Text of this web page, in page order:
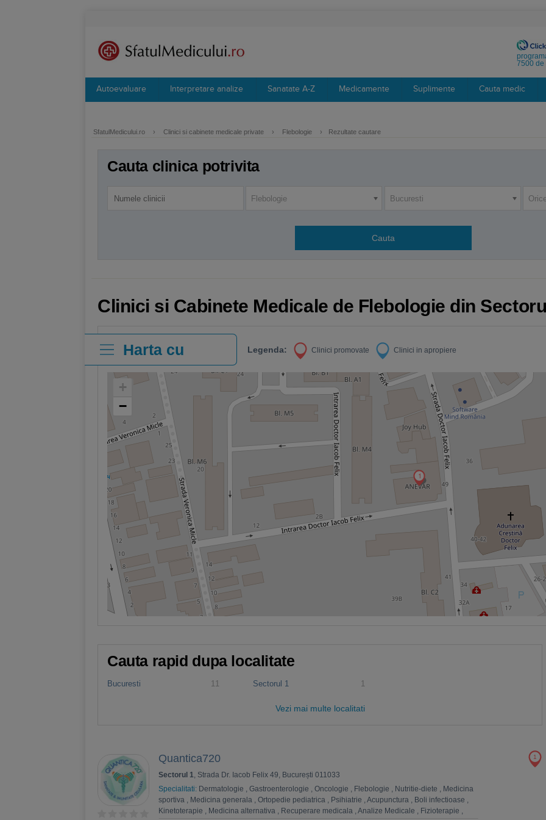
7500 de
Autoevaluare Interpretare analize Sanatate A-Z Medicamente Suplimente Cauta medic
SfatulMedicului.ro › Clinici si cabinete medicale private › Flebologie › Rezultate cautare
Cauta clinica potrivita
Flebologie Bucuresti
Clinici si Cabinete Medicale de Flebologie din
Harta cu
clinici
Legenda: Clinici promovate Clinici in apropiere
1
+
−
Cauta rapid dupa localitate
Bucuresti 11 Sectorul 1 1
Vezi mai multe localitati
Quantica720
Sectorul 1, Strada Dr. Iacob Felix 49, București 011033
Specialitati: Dermatologie , Gastroenterologie , Oncologie , Flebologie , Nutritie-diete , Medicina
sportiva , Medicina generala , Ortopedie pediatrica , Psihiatrie , Acupunctura , Boli infectioase ,
Kinetoterapie , Medicina alternativa , Recuperare medicala , Analize Medicale , Fizioterapie ,
1